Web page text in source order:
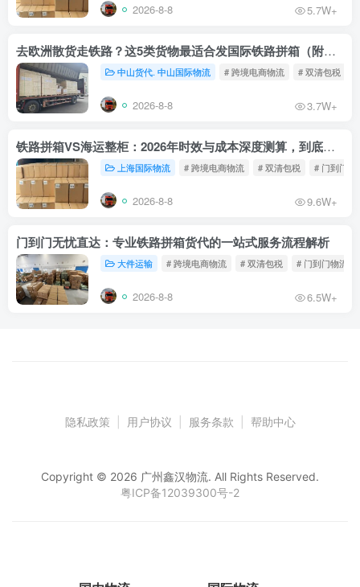
2026-8-8 5.7W+
去欧洲散货走铁路？这5类货物最适合发国际铁路拼箱（附禁运清单）
中山货代. 中山国际物流 # 跨境电商物流 # 双清包税
2026-8-8 3.7W+
铁路拼箱VS海运整柜：2026年时效与成本深度测算，到底能省多少钱？
上海国际物流 # 跨境电商物流 # 双清包税 # 门到门物
2026-8-8 9.6W+
门到门无忧直达：专业铁路拼箱货代的一站式服务流程解析
大件运输 # 跨境电商物流 # 双清包税 # 门到门物流
2026-8-8 6.5W+
隐私政策 用户协议 服务条款 帮助中心
Copyright © 2026 广州鑫汉物流. All Rights Reserved.
粤ICP备12039300号-2